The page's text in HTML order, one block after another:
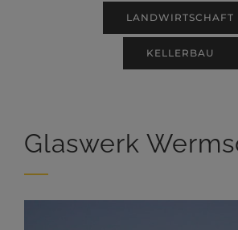
LANDWIRTSCHAFT
KELLERBAU
Glaswerk